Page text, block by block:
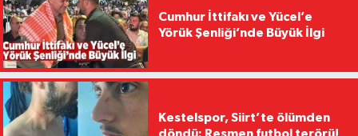
Cumhur İttifakı ve Yücel’e
Yörük Şenliği’nde Büyük İlgi
Kestelspor, Siirt’te ölümden
döndü: Resmen futbol terörü!